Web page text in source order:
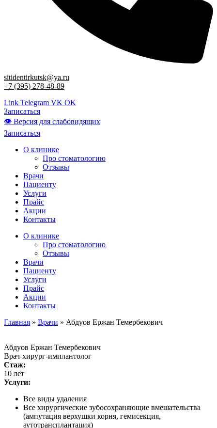
sitidentirkutsk@ya.ru
+7 (395) 278-48-89
Link Telegram VK OK
Записаться
👁 Версия для слабовидящих
Записаться
О клинике
Про стоматологию
Отзывы
Врачи
Пациенту
Услуги
Прайс
Акции
Контакты
О клинике
Про стоматологию
Отзывы
Врачи
Пациенту
Услуги
Прайс
Акции
Контакты
Главная » Врачи » Абдуов Ержан Темербекович
Абдуов Ержан Темербекович
Врач-хирург-имплантолог
Стаж:
10 лет
Услуги:
Все виды удаления
Все хирургические зубосохраняющие вмешательства
(ампутация верхушки корня, гемисекция,
аутотрансплантация)